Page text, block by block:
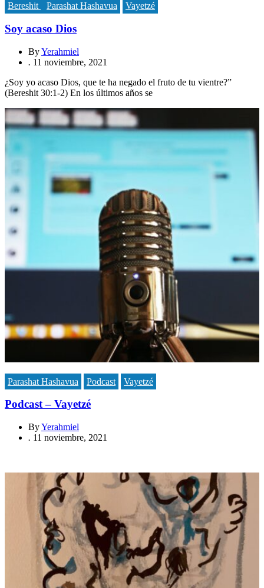
Bereshit Parashat Hashavua Vayetzé
Soy acaso Dios
ByYerahmiel
. 11 noviembre, 2021
¿Soy yo acaso Dios, que te ha negado el fruto de tu vientre?”
(Bereshit 30:1-2) En los últimos años se
Parashat Hashavua Podcast Vayetzé
Podcast – Vayetzé
ByYerahmiel
. 11 noviembre, 2021